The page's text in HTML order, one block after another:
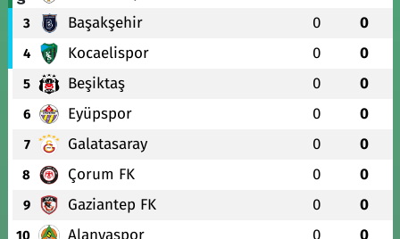
3 Başakşehir 0 0
4 Kocaelispor 0 0
5 Beşiktaş 0 0
6 Eyüpspor 0 0
7 Galatasaray 0 0
8 Çorum FK 0 0
9 Gaziantep FK 0 0
10 Alanyaspor 0 0